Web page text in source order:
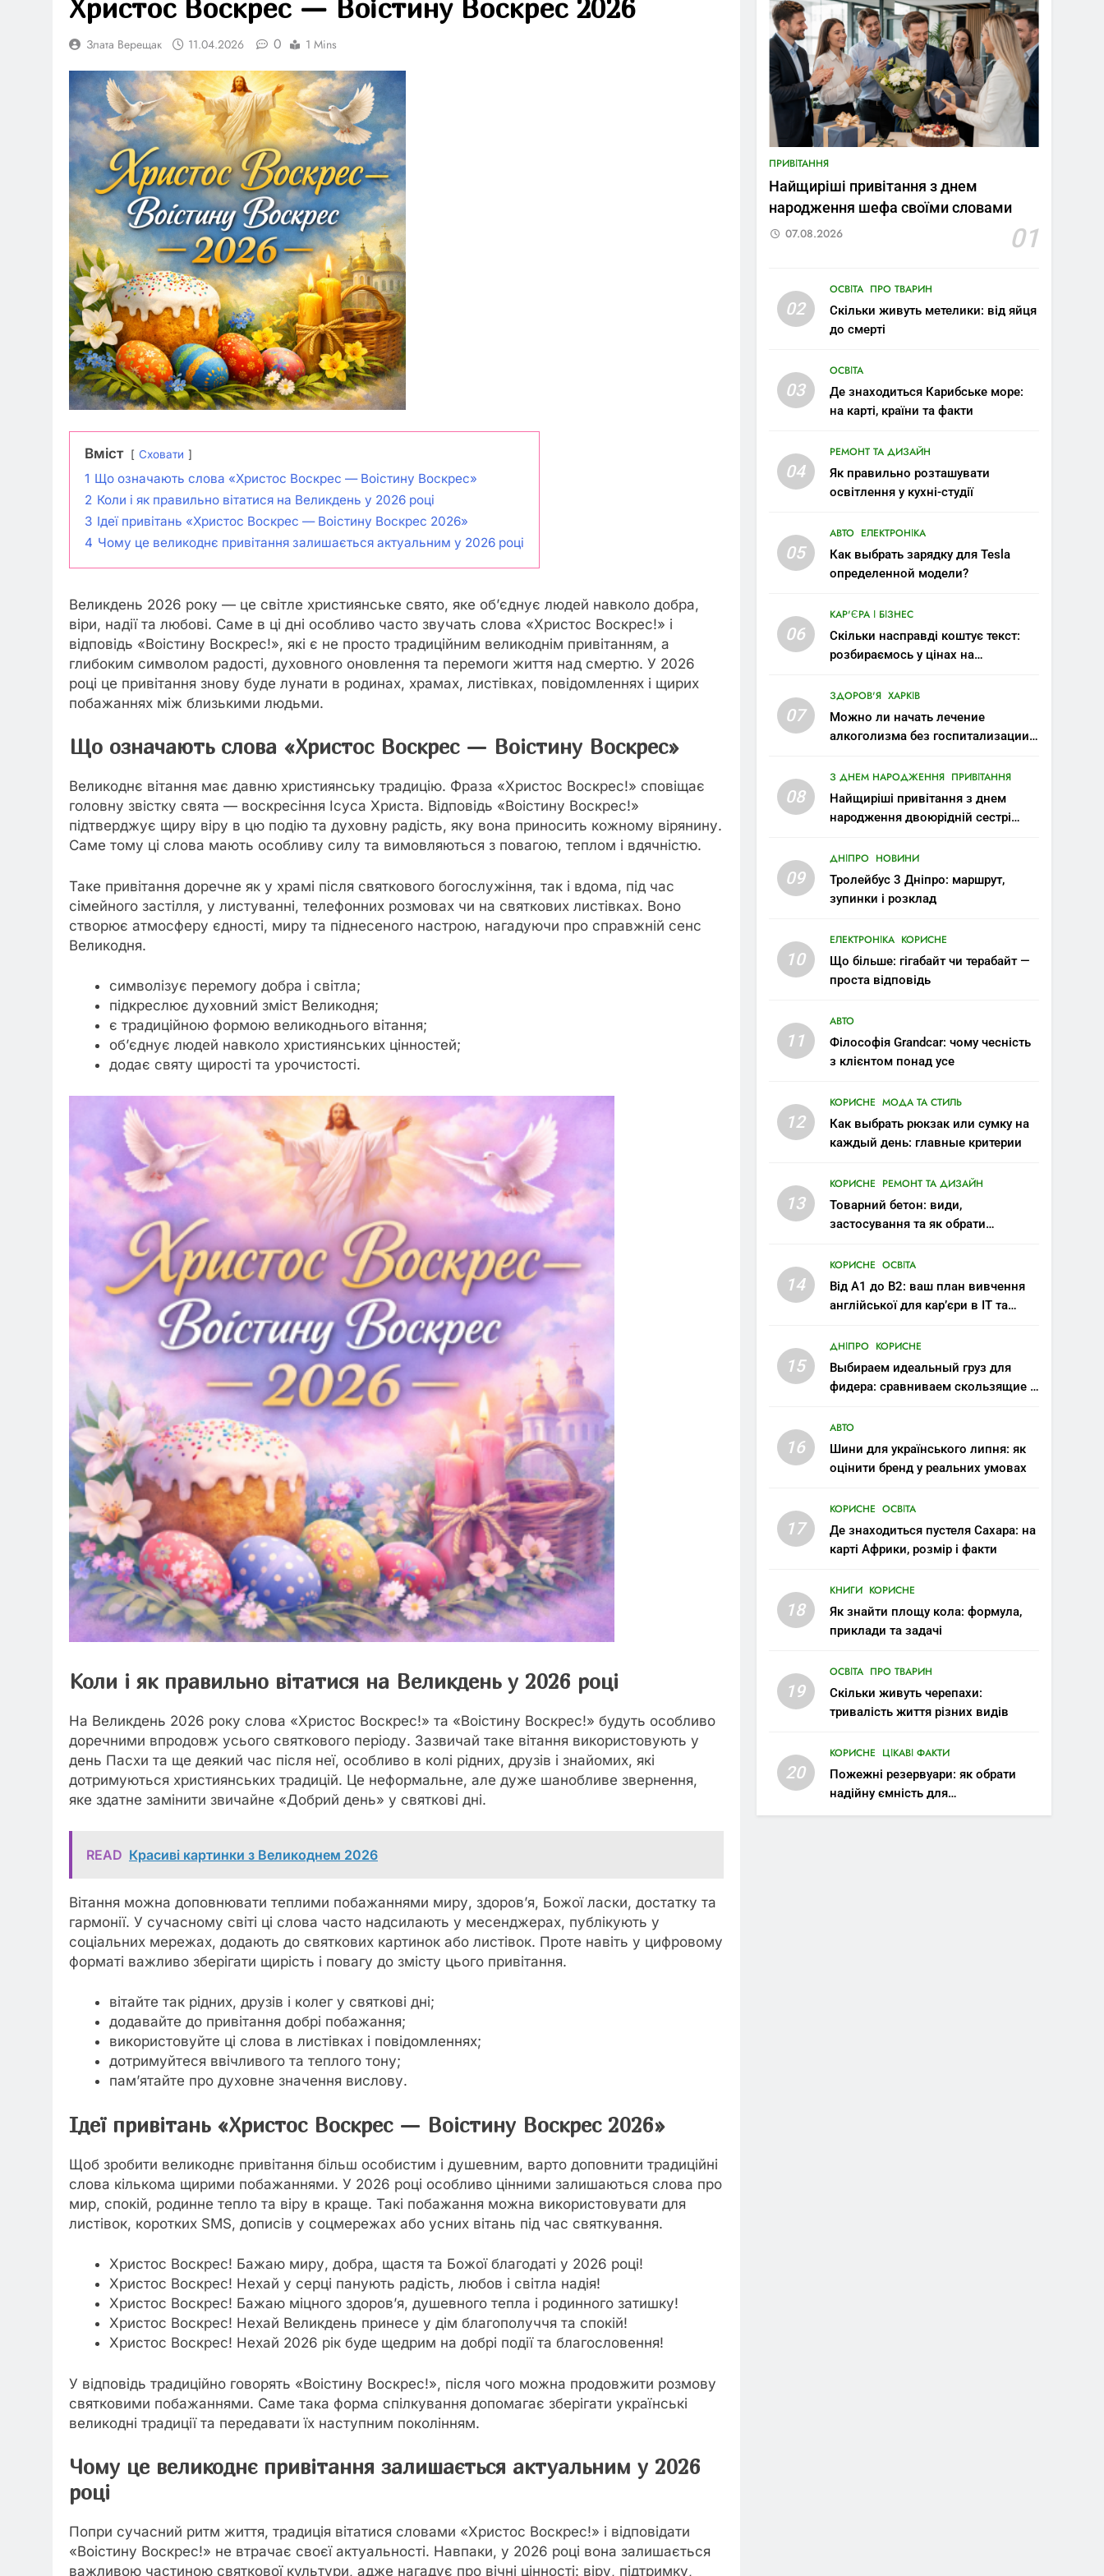
Христос Воскрес — Воістину Воскрес 2026
Злата Верещак 11.04.2026 0 1 Mins
Вміст Сховати
1 Що означають слова «Христос Воскрес — Воістину Воскрес»
2 Коли і як правильно вітатися на Великдень у 2026 році
3 Ідеї привітань «Христос Воскрес — Воістину Воскрес 2026»
4 Чому це великоднє привітання залишається актуальним у 2026 році
Великдень 2026 року — це світле християнське свято, яке об’єднує людей навколо добра,
віри, надії та любові. Саме в ці дні особливо часто звучать слова «Христос Воскрес!» і
відповідь «Воістину Воскрес!», які є не просто традиційним великоднім привітанням, а
глибоким символом радості, духовного оновлення та перемоги життя над смертю. У 2026
році це привітання знову буде лунати в родинах, храмах, листівках, повідомленнях і щирих
побажаннях між близькими людьми.
Що означають слова «Христос Воскрес — Воістину Воскрес»
Великоднє вітання має давню християнську традицію. Фраза «Христос Воскрес!» сповіщає
головну звістку свята — воскресіння Ісуса Христа. Відповідь «Воістину Воскрес!»
підтверджує щиру віру в цю подію та духовну радість, яку вона приносить кожному вірянину.
Саме тому ці слова мають особливу силу та вимовляються з повагою, теплом і вдячністю.
Таке привітання доречне як у храмі після святкового богослужіння, так і вдома, під час
сімейного застілля, у листуванні, телефонних розмовах чи на святкових листівках. Воно
створює атмосферу єдності, миру та піднесеного настрою, нагадуючи про справжній сенс
Великодня.
символізує перемогу добра і світла;
підкреслює духовний зміст Великодня;
є традиційною формою великоднього вітання;
об’єднує людей навколо християнських цінностей;
додає святу щирості та урочистості.
Коли і як правильно вітатися на Великдень у 2026 році
На Великдень 2026 року слова «Христос Воскрес!» та «Воістину Воскрес!» будуть особливо
доречними впродовж усього святкового періоду. Зазвичай таке вітання використовують у
день Пасхи та ще деякий час після неї, особливо в колі рідних, друзів і знайомих, які
дотримуються християнських традицій. Це неформальне, але дуже шанобливе звернення,
яке здатне замінити звичайне «Добрий день» у святкові дні.
READ Красиві картинки з Великоднем 2026
Вітання можна доповнювати теплими побажаннями миру, здоров’я, Божої ласки, достатку та
гармонії. У сучасному світі ці слова часто надсилають у месенджерах, публікують у
соціальних мережах, додають до святкових картинок або листівок. Проте навіть у цифровому
форматі важливо зберігати щирість і повагу до змісту цього привітання.
вітайте так рідних, друзів і колег у святкові дні;
додавайте до привітання добрі побажання;
використовуйте ці слова в листівках і повідомленнях;
дотримуйтеся ввічливого та теплого тону;
пам’ятайте про духовне значення вислову.
Ідеї привітань «Христос Воскрес — Воістину Воскрес 2026»
Щоб зробити великоднє привітання більш особистим і душевним, варто доповнити традиційні
слова кількома щирими побажаннями. У 2026 році особливо цінними залишаються слова про
мир, спокій, родинне тепло та віру в краще. Такі побажання можна використовувати для
листівок, коротких SMS, дописів у соцмережах або усних вітань під час святкування.
Христос Воскрес! Бажаю миру, добра, щастя та Божої благодаті у 2026 році!
Христос Воскрес! Нехай у серці панують радість, любов і світла надія!
Христос Воскрес! Бажаю міцного здоров’я, душевного тепла і родинного затишку!
Христос Воскрес! Нехай Великдень принесе у дім благополуччя та спокій!
Христос Воскрес! Нехай 2026 рік буде щедрим на добрі події та благословення!
У відповідь традиційно говорять «Воістину Воскрес!», після чого можна продовжити розмову
святковими побажаннями. Саме така форма спілкування допомагає зберігати українські
великодні традиції та передавати їх наступним поколінням.
Чому це великоднє привітання залишається актуальним у 2026
році
Попри сучасний ритм життя, традиція вітатися словами «Христос Воскрес!» і відповідати
«Воістину Воскрес!» не втрачає своєї актуальності. Навпаки, у 2026 році вона залишається
важливою частиною святкової культури, адже нагадує про вічні цінності: віру, підтримку,
ПРИВІТАННЯ
Найщиріші привітання з днем
народження шефа своїми словами
01
07.08.2026
02
ОСВІТА ПРО ТВАРИН
Скільки живуть метелики: від яйця
до смерті
03
ОСВІТА
Де знаходиться Карибське море:
на карті, країни та факти
04
РЕМОНТ ТА ДИЗАЙН
Як правильно розташувати
освітлення у кухні-студії
05
АВТО ЕЛЕКТРОНІКА
Как выбрать зарядку для Tesla
определенной модели?
06
КАР'ЄРА І БІЗНЕС
Скільки насправді коштує текст:
розбираємось у цінах на
07
ЗДОРОВ'Я ХАРКІВ
Можно ли начать лечение
алкоголизма без госпитализации:
08
З ДНЕМ НАРОДЖЕННЯ ПРИВІТАННЯ
Найщиріші привітання з днем
народження двоюрідній сестрі
09
ДНІПРО НОВИНИ
Тролейбус 3 Дніпро: маршрут,
зупинки і розклад
10
ЕЛЕКТРОНІКА КОРИСНЕ
Що більше: гігабайт чи терабайт —
проста відповідь
11
АВТО
Філософія Grandcar: чому чесність
з клієнтом понад усе
12
КОРИСНЕ МОДА ТА СТИЛЬ
Как выбрать рюкзак или сумку на
каждый день: главные критерии
13
КОРИСНЕ РЕМОНТ ТА ДИЗАЙН
Товарний бетон: види,
застосування та як обрати
14
КОРИСНЕ ОСВІТА
Від A1 до B2: ваш план вивчення
англійської для кар’єри в IT та
15
ДНІПРО КОРИСНЕ
Выбираем идеальный груз для
фидера: сравниваем скользящие и
16
АВТО
Шини для українського липня: як
оцінити бренд у реальних умовах
17
КОРИСНЕ ОСВІТА
Де знаходиться пустеля Сахара: на
карті Африки, розмір і факти
18
КНИГИ КОРИСНЕ
Як знайти площу кола: формула,
приклади та задачі
19
ОСВІТА ПРО ТВАРИН
Скільки живуть черепахи:
тривалість життя різних видів
20
КОРИСНЕ ЦІКАВІ ФАКТИ
Пожежні резервуари: як обрати
надійну ємність для
протипожежного запасу води